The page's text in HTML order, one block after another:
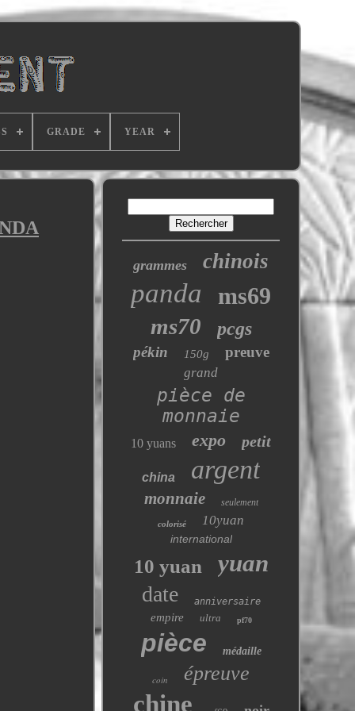
GRADE YEAR
grammes chinois
panda ms69
ms70 pcgs
pékin 150g preuve
grand
pièce de
monnaie
10 yuans expo petit
china argent
monnaie seulement
colorisé 10yuan
international
10 yuan yuan
date anniversaire
empire ultra pf70
pièce médaille
coin épreuve
chine